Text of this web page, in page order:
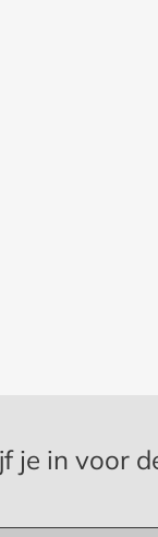
je in voor